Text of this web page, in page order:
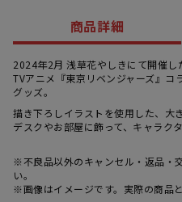
商品詳細
2024年2月 浅草花やしきにて開催し
TVアニメ『東京リベンジャーズ』コ
グッズ。
描き下ろしイラストを使用した、大
デスクやお部屋に飾って、キャラク
※不良品以外のキャンセル・返品・
い。
※画像はイメージです。実際の商品